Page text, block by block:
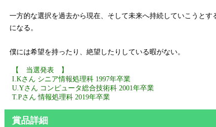
一方的な選択を過去から現在、そして未来へ持続していこうとす
になる。
僕には希望を持ったり、絶望したりしている暇がない。
【 当選発表 】
I.Kさん シニア情報処理科 1997年卒業
U.Yさん コンピュータ総合技術科 2001年卒業
T.Pさん 情報処理科 2019年卒業
賞品詳細